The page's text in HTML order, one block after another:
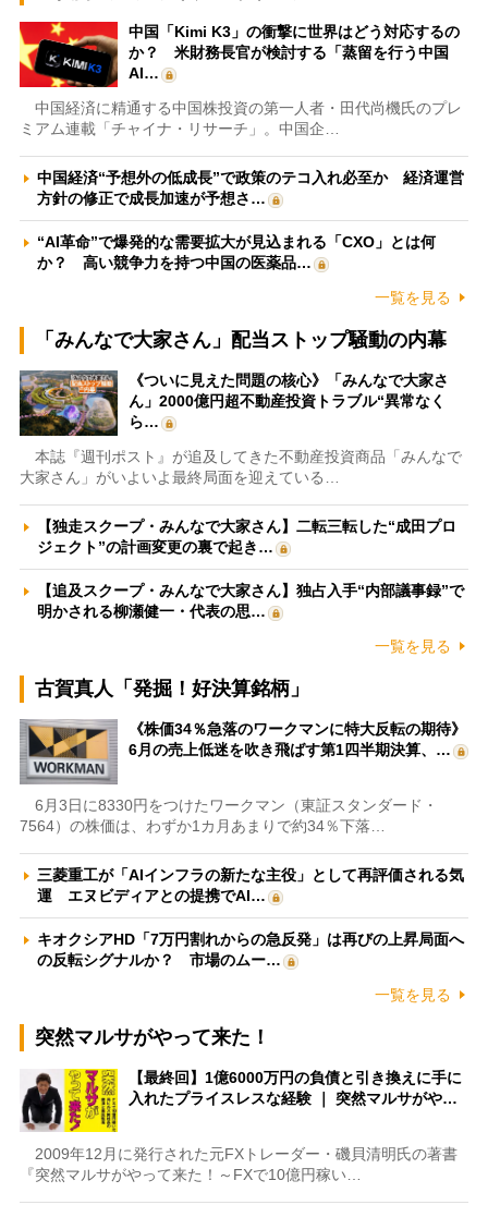
中国「Kimi K3」の衝撃に世界はどう対応するの
か？ 米財務長官が検討する「蒸留を行う中国
AI…
中国経済に精通する中国株投資の第一人者・田代尚機氏のプレ
ミアム連載「チャイナ・リサーチ」。中国企…
中国経済“予想外の低成長”で政策のテコ入れ必至か 経済運営
方針の修正で成長加速が予想さ…
“AI革命”で爆発的な需要拡大が見込まれる「CXO」とは何
か？ 高い競争力を持つ中国の医薬品…
一覧を見る
「みんなで大家さん」配当ストップ騒動の内幕
《ついに見えた問題の核心》「みんなで大家さ
ん」2000億円超不動産投資トラブル“異常なく
ら…
本誌『週刊ポスト』が追及してきた不動産投資商品「みんなで
大家さん」がいよいよ最終局面を迎えている…
【独走スクープ・みんなで大家さん】二転三転した“成田プロ
ジェクト”の計画変更の裏で起き…
【追及スクープ・みんなで大家さん】独占入手“内部議事録”で
明かされる柳瀬健一・代表の思…
一覧を見る
古賀真人「発掘！好決算銘柄」
《株価34％急落のワークマンに特大反転の期待》
6月の売上低迷を吹き飛ばす第1四半期決算、…
6月3日に8330円をつけたワークマン（東証スタンダード・
7564）の株価は、わずか1カ月あまりで約34％下落…
三菱重工が「AIインフラの新たな主役」として再評価される気
運 エヌビディアとの提携でAI…
キオクシアHD「7万円割れからの急反発」は再びの上昇局面へ
の反転シグナルか？ 市場のムー…
一覧を見る
突然マルサがやって来た！
【最終回】1億6000万円の負債と引き換えに手に
入れたプライスレスな経験 ｜ 突然マルサがや…
2009年12月に発行された元FXトレーダー・磯貝清明氏の著書
『突然マルサがやって来た！～FXで10億円稼い…